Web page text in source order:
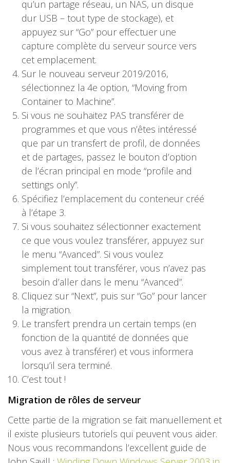
qu’un partage réseau, un NAS, un disque
dur USB – tout type de stockage), et
appuyez sur “Go” pour effectuer une
capture complète du serveur source vers
cet emplacement.
Sur le nouveau serveur 2019/2016,
sélectionnez la 4e option, “Moving from
Container to Machine”.
Si vous ne souhaitez PAS transférer de
programmes et que vous n’êtes intéressé
que par un transfert de profil, de données
et de partages, passez le bouton d’option
de l’écran principal en mode “profile and
settings only”.
Spécifiez l’emplacement du conteneur créé
à l’étape 3.
Si vous souhaitez sélectionner exactement
ce que vous voulez transférer, appuyez sur
le menu “Avanced”. Si vous voulez
simplement tout transférer, vous n’avez pas
besoin d’aller dans le menu “Avanced”.
Cliquez sur “Next”, puis sur “Go” pour lancer
la migration.
Le transfert prendra un certain temps (en
fonction de la quantité de données que
vous avez à transférer) et vous informera
lorsqu’il sera terminé.
C’est tout !
Migration de rôles de serveur
Cette partie de la migration se fait manuellement et
il existe plusieurs tutoriels qui peuvent vous aider.
Nous vous recommandons l’excellent guide de